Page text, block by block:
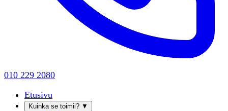
010 229 2080
Etusivu
Kuinka se toimii? ▼